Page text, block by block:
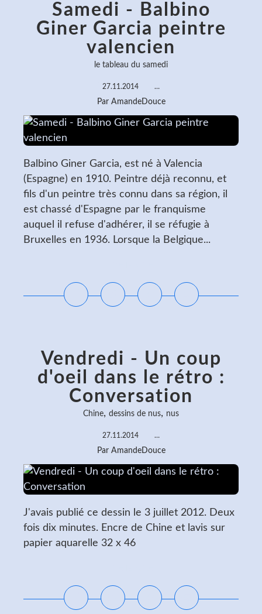
Samedi - Balbino
Giner Garcia peintre
valencien
le tableau du samedi
27.11.2014 …
Par AmandeDouce
Balbino Giner Garcia, est né à Valencia
(Espagne) en 1910. Peintre déjà reconnu, et
fils d'un peintre très connu dans sa région, il
est chassé d'Espagne par le franquisme
auquel il refuse d'adhérer, il se réfugie à
Bruxelles en 1936. Lorsque la Belgique...
Vendredi - Un coup
d'oeil dans le rétro :
Conversation
Chine, dessins de nus, nus
27.11.2014 …
Par AmandeDouce
J'avais publié ce dessin le 3 juillet 2012. Deux
fois dix minutes. Encre de Chine et lavis sur
papier aquarelle 32 x 46